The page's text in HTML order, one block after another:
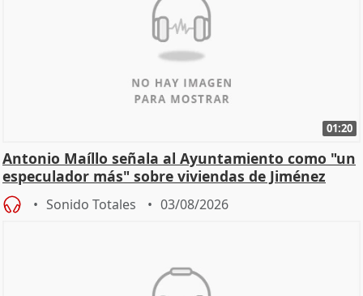
01:20
Antonio Maíllo señala al Ayuntamiento como "un
especulador más" sobre viviendas de Jiménez
Becerril
Sonido Totales 03/08/2026